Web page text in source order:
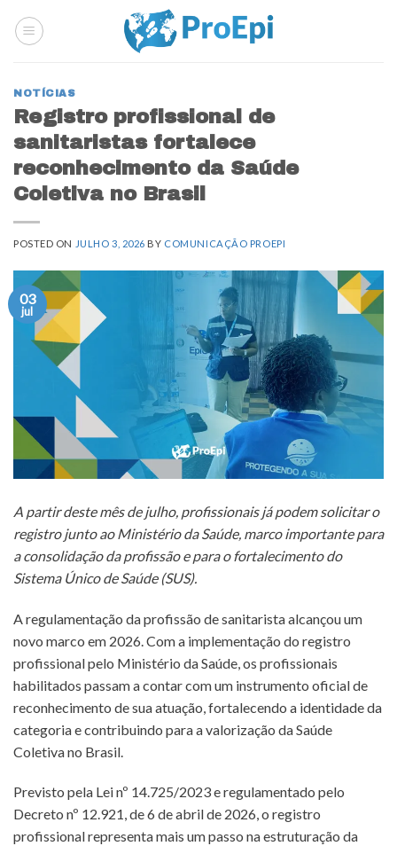
NOTÍCIAS
Registro profissional de
sanitaristas fortalece
reconhecimento da Saúde
Coletiva no Brasil
POSTED ON JULHO 3, 2026 BY COMUNICAÇÃO PROEPI
03
jul
A partir deste mês de julho, profissionais já podem solicitar o
registro junto ao Ministério da Saúde, marco importante para
a consolidação da profissão e para o fortalecimento do
Sistema Único de Saúde (SUS).
A regulamentação da profissão de sanitarista alcançou um
novo marco em 2026. Com a implementação do registro
profissional pelo Ministério da Saúde, os profissionais
habilitados passam a contar com um instrumento oficial de
reconhecimento de sua atuação, fortalecendo a identidade da
categoria e contribuindo para a valorização da Saúde
Coletiva no Brasil.
Previsto pela Lei nº 14.725/2023 e regulamentado pelo
Decreto nº 12.921, de 6 de abril de 2026, o registro
profissional representa mais um passo na estruturação da